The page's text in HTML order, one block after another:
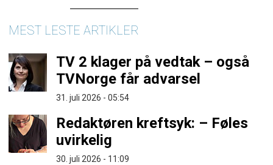
MEST LESTE ARTIKLER
TV 2 klager på vedtak – også
TVNorge får advarsel
31. juli 2026 - 05:54
Redaktøren kreftsyk: – Føles
uvirkelig
30. juli 2026 - 11:09